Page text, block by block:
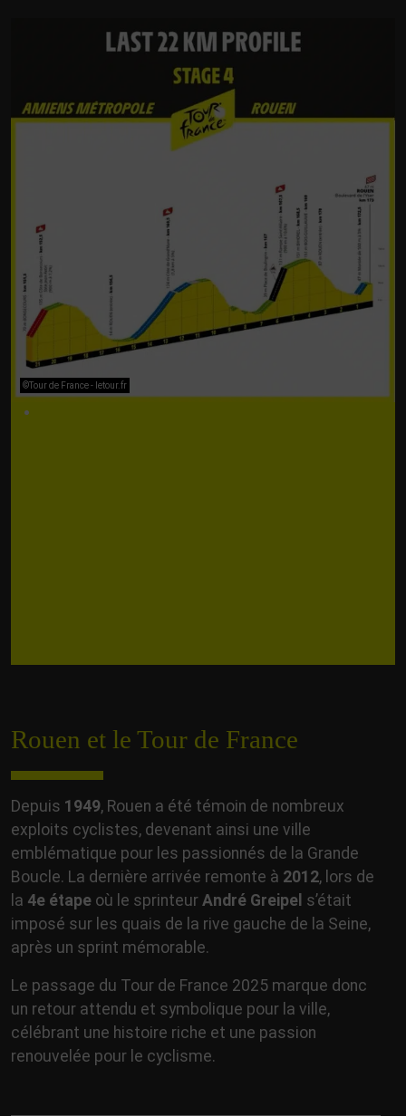
©Tour de France - letour.fr
Rouen et le Tour de France
Depuis 1949, Rouen a été témoin de nombreux
exploits cyclistes, devenant ainsi une ville
emblématique pour les passionnés de la Grande
Boucle. La dernière arrivée remonte à 2012, lors de
la 4e étape où le sprinteur André Greipel s’était
imposé sur les quais de la rive gauche de la Seine,
après un sprint mémorable.
Le passage du Tour de France 2025 marque donc
un retour attendu et symbolique pour la ville,
célébrant une histoire riche et une passion
renouvelée pour le cyclisme.